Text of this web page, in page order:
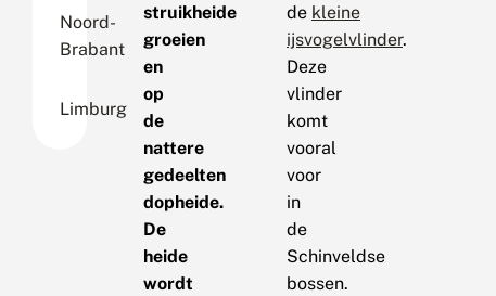
Noord-
Brabant
Limburg
struikheide
groeien
en
op
de
nattere
gedeelten
dopheide.
De
heide
wordt
de kleine
ijsvogelvlinder.
Deze
vlinder
komt
vooral
voor
in
de
Schinveldse
bossen.